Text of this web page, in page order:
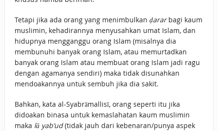
Tetapi jika ada orang yang menimbulkan ḍararbagi kaum
muslimin, kehadirannya menyusahkan umat Islam, dan
hidupnya mengganggu orang Islam (misalnya dia
membunuhi banyak orang Islam, atau memurtadkan
banyak orang Islam atau membuat orang Islam jadi ragu
dengan agamanya sendiri) maka tidak disunahkan
mendoakannya untuk sembuh jika dia sakit.
Bahkan, kata al-Syabrāmallisī, orang seperti itu jika
didoakan binasa untuk kemaslahatan kaum muslimin
maka lā yab’ud(tidak jauh dari kebenaran/punya aspek